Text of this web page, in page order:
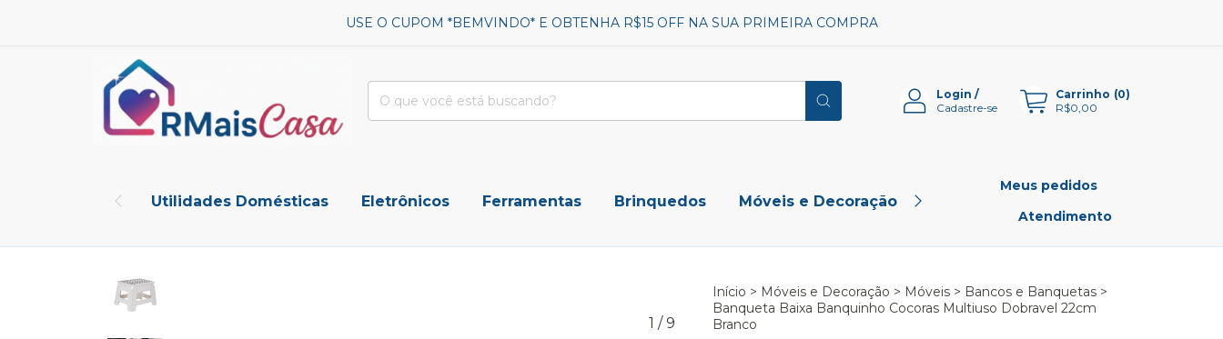
USE O CUPOM *BEMVINDO* E OBTENHA R$15 OFF NA SUA PRIMEIRA COMPRA
Login /
Cadastre-se
Carrinho (0)
R$0,00
Utilidades Domésticas Eletrônicos Ferramentas Brinquedos Móveis e Decoração
Meus pedidos
Atendimento
1 /9
Início > Móveis e Decoração > Móveis > Bancos e Banquetas >
Banqueta Baixa Banquinho Cocoras Multiuso Dobravel 22cm
Branco